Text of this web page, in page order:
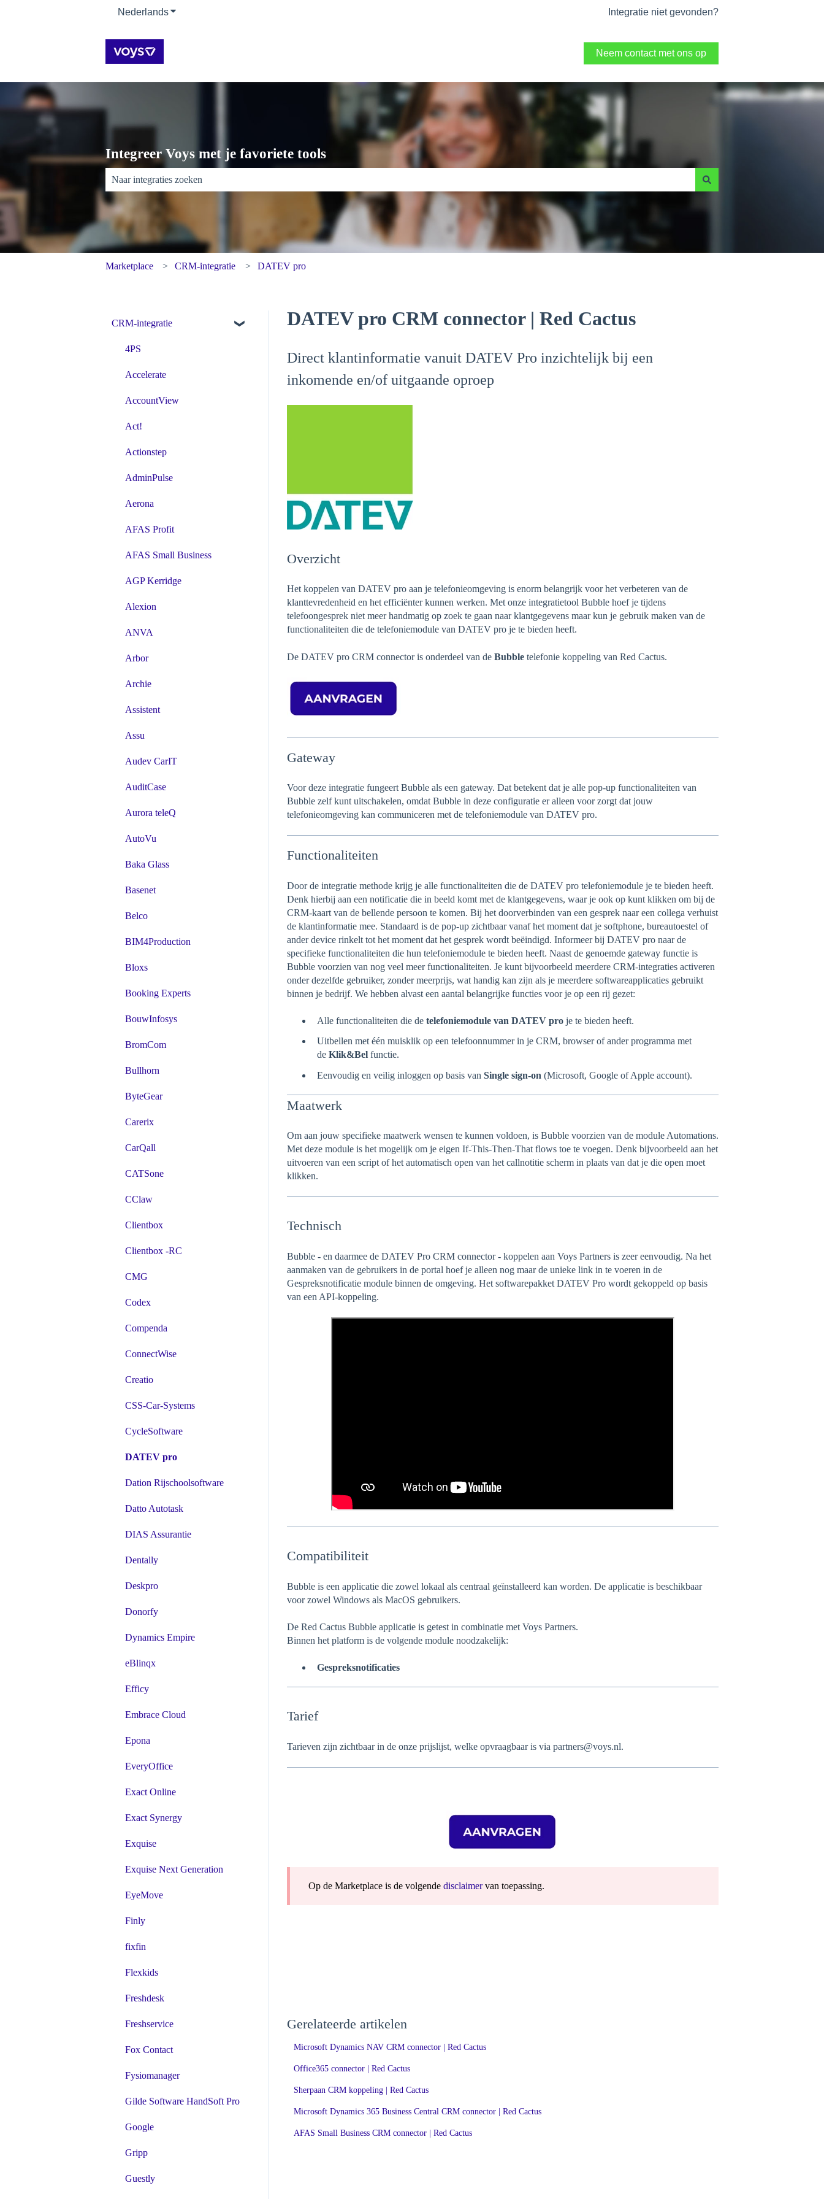
NederlandsSubmenu tonen voor vertalingen Integratie niet gevonden?
Neem contact met ons op
Integreer Voys met je favoriete tools
Er zijn geen suggesties want het zoekveld is leeg.
Marketplace CRM-integratie DATEV pro
DATEV pro CRM connector | Red Cactus
Direct klantinformatie vanuit DATEV Pro inzichtelijk bij een
inkomende en/of uitgaande oproep
Overzicht
Het koppelen van DATEV pro aan je telefonieomgeving is enorm belangrijk voor het verbeteren van de
klanttevredenheid en het efficiënter kunnen werken. Met onze integratietool Bubble hoef je tijdens
telefoongesprek niet meer handmatig op zoek te gaan naar klantgegevens maar kun je gebruik maken van de
functionaliteiten die de telefoniemodule van DATEV pro je te bieden heeft.
De DATEV pro CRM connector is onderdeel van de Bubbletelefonie koppeling van Red Cactus.
Gateway
Voor deze integratie fungeert Bubble als een gateway. Dat betekent dat je alle pop-up functionaliteiten van
Bubble zelf kunt uitschakelen, omdat Bubble in deze configuratie er alleen voor zorgt dat jouw
telefonieomgeving kan communiceren met de telefoniemodule van DATEV pro.
Functionaliteiten
Door de integratie methode krijg je alle functionaliteiten die de DATEV pro telefoniemodule je te bieden heeft.
Denk hierbij aan een notificatie die in beeld komt met de klantgegevens, waar je ook op kunt klikken om bij de
CRM-kaart van de bellende persoon te komen. Bij het doorverbinden van een gesprek naar een collega verhuist
de klantinformatie mee. Standaard is de pop-up zichtbaar vanaf het moment dat je softphone, bureautoestel of
ander device rinkelt tot het moment dat het gesprek wordt beëindigd. Informeer bij DATEV pro naar de
specifieke functionaliteiten die hun telefoniemodule te bieden heeft. Naast de genoemde gateway functie is
Bubble voorzien van nog veel meer functionaliteiten. Je kunt bijvoorbeeld meerdere CRM-integraties activeren
onder dezelfde gebruiker, zonder meerprijs, wat handig kan zijn als je meerdere softwareapplicaties gebruikt
binnen je bedrijf. We hebben alvast een aantal belangrijke functies voor je op een rij gezet:
Alle functionaliteiten die de telefoniemodule van DATEV pro je te bieden heeft.
Uitbellen met één muisklik op een telefoonnummer in je CRM, browser of ander programma met
de Klik&Belfunctie.
Eenvoudig en veilig inloggen op basis van Single sign-on (Microsoft, Google of Apple account).
Maatwerk
Om aan jouw specifieke maatwerk wensen te kunnen voldoen, is Bubble voorzien van de module Automations.
Met deze module is het mogelijk om je eigen If-This-Then-That flows toe te voegen. Denk bijvoorbeeld aan het
uitvoeren van een script of het automatisch open van het callnotitie scherm in plaats van dat je die open moet
klikken.
Technisch
Bubble - en daarmee de DATEV Pro CRM connector - koppelen aan Voys Partners is zeer eenvoudig. Na het
aanmaken van de gebruikers in de portal hoef je alleen nog maar de unieke link in te voeren in de
Gespreksnotificatie module binnen de omgeving. Het softwarepakket DATEV Pro wordt gekoppeld op basis
van een API-koppeling.
Compatibiliteit
Bubble is een applicatie die zowel lokaal als centraal geïnstalleerd kan worden. De applicatie is beschikbaar
voor zowel Windows als MacOS gebruikers.
De Red Cactus Bubble applicatie is getest in combinatie met Voys Partners.
Binnen het platform is de volgende module noodzakelijk:
Gespreksnotificaties
Tarief
Tarieven zijn zichtbaar in de onze prijslijst, welke opvraagbaar is via partners@voys.nl.
Op de Marketplace is de volgende disclaimervan toepassing.
Gerelateerde artikelen
Microsoft Dynamics NAV CRM connector | Red Cactus
Office365 connector | Red Cactus
Sherpaan CRM koppeling | Red Cactus
Microsoft Dynamics 365 Business Central CRM connector | Red Cactus
AFAS Small Business CRM connector | Red Cactus
CRM-integratie
4PS
Accelerate
AccountView
Act!
Actionstep
AdminPulse
Aerona
AFAS Profit
AFAS Small Business
AGP Kerridge
Alexion
ANVA
Arbor
Archie
Assistent
Assu
Audev CarIT
AuditCase
Aurora teleQ
AutoVu
Baka Glass
Basenet
Belco
BIM4Production
Bloxs
Booking Experts
BouwInfosys
BromCom
Bullhorn
ByteGear
Carerix
CarQall
CATSone
CClaw
Clientbox
Clientbox -RC
CMG
Codex
Compenda
ConnectWise
Creatio
CSS-Car-Systems
CycleSoftware
DATEV pro
Dation Rijschoolsoftware
Datto Autotask
DIAS Assurantie
Dentally
Deskpro
Donorfy
Dynamics Empire
eBlinqx
Efficy
Embrace Cloud
Epona
EveryOffice
Exact Online
Exact Synergy
Exquise
Exquise Next Generation
EyeMove
Finly
fixfin
Flexkids
Freshdesk
Freshservice
Fox Contact
Fysiomanager
Gilde Software HandSoft Pro
Google
Gripp
Guestly